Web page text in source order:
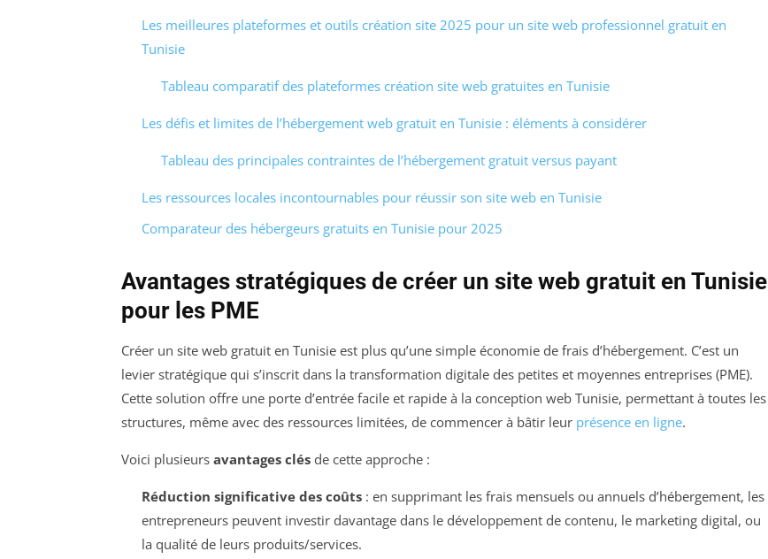
Les meilleures plateformes et outils création site 2025 pour un site web professionnel gratuit en
Tunisie
Tableau comparatif des plateformes création site web gratuites en Tunisie
Les défis et limites de l’hébergement web gratuit en Tunisie : éléments à considérer
Tableau des principales contraintes de l’hébergement gratuit versus payant
Les ressources locales incontournables pour réussir son site web en Tunisie
Comparateur des hébergeurs gratuits en Tunisie pour 2025
Avantages stratégiques de créer un site web gratuit en Tunisie
pour les PME
Créer un site web gratuit en Tunisie est plus qu’une simple économie de frais d’hébergement. C’est un
levier stratégique qui s’inscrit dans la transformation digitale des petites et moyennes entreprises (PME).
Cette solution offre une porte d’entrée facile et rapide à la conception web Tunisie, permettant à toutes les
structures, même avec des ressources limitées, de commencer à bâtir leur présence en ligne.
Voici plusieurs avantages clés de cette approche :
Réduction significative des coûts: en supprimant les frais mensuels ou annuels d’hébergement, les
entrepreneurs peuvent investir davantage dans le développement de contenu, le marketing digital, ou
la qualité de leurs produits/services.